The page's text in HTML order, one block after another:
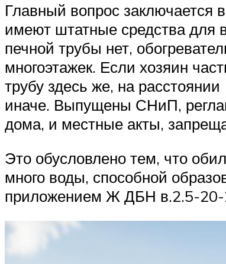
Главный вопрос заключается
имеют штатные средства для
печной трубы нет,
многоэтажек. Если хозяин
трубу здесь же, на
иначе. Выпущены СНиП,
дома, и местные акты,
Это обусловлено тем, что
много воды, способной
приложением Ж ДБН в.2.5-20-